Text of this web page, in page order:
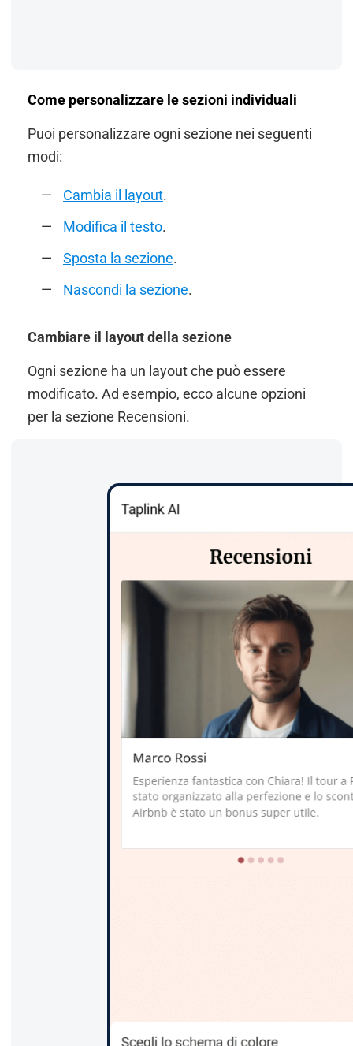
Come personalizzare le sezioni individuali
Puoi personalizzare ogni sezione nei seguenti
modi:
Cambia il layout.
Modifica il testo.
Sposta la sezione.
Nascondi la sezione.
Cambiare il layout della sezione
Ogni sezione ha un layout che può essere
modificato. Ad esempio, ecco alcune opzioni
per la sezione Recensioni.